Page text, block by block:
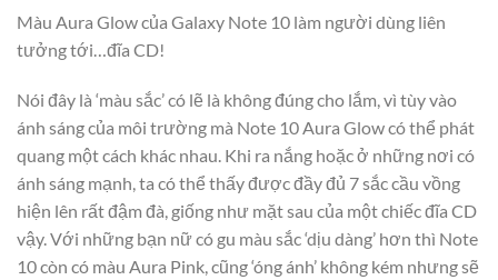
Màu Aura Glow của Galaxy Note 10 làm người dùng liên
tưởng tới…đĩa CD!
Nói đây là ‘màu sắc’ có lẽ là không đúng cho lắm, vì tùy vào
ánh sáng của môi trường mà Note 10 Aura Glow có thể phát
quang một cách khác nhau. Khi ra nắng hoặc ở những nơi có
ánh sáng mạnh, ta có thể thấy được đầy đủ 7 sắc cầu vồng
hiện lên rất đậm đà, giống như mặt sau của một chiếc đĩa CD
vậy. Với những bạn nữ có gu màu sắc ‘dịu dàng’ hơn thì Note
10 còn có màu Aura Pink, cũng ‘óng ánh’ không kém nhưng sẽ